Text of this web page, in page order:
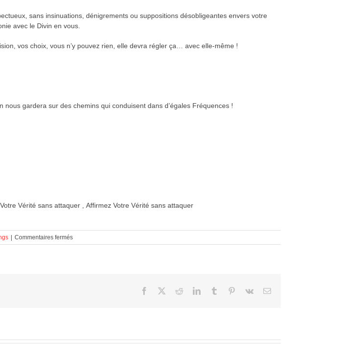
sans insinuations, dénigrements ou suppositions désobligeantes envers votre
avec le Divin en vous.
vos choix, vous n’y pouvez rien, elle devra régler ça… avec elle-même !
gardera sur des chemins qui conduisent dans d’égales Fréquences !
Vérité sans attaquer , Affirmez Votre Vérité sans attaquer
| Commentaires ferméssur
Affirmez
Facebook RedditLinkedInTumblr Pinterest
Vk Courriel